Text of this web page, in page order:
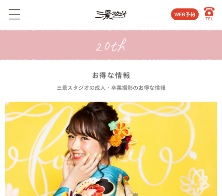
WEB予約
お得な情報
三景スタジオの成人・卒業撮影のお得な情報